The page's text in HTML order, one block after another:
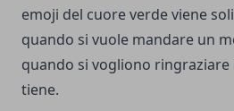
emoji del cuore verde viene
quando si vuole mandare un
quando si vogliono ringraziare
tiene.